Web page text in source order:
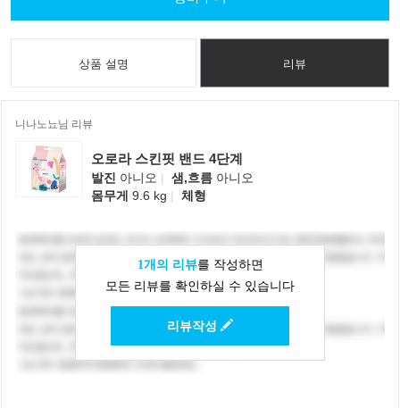
상품 설명 리뷰
니나노뇨님 리뷰
오로라 스킨핏 밴드 4단계
발진 아니오 | 샘,흐름 아니오
몸무게 9.6 kg | 체형
1개의 리뷰를 작성하면
모든 리뷰를 확인하실 수 있습니다
리뷰작성